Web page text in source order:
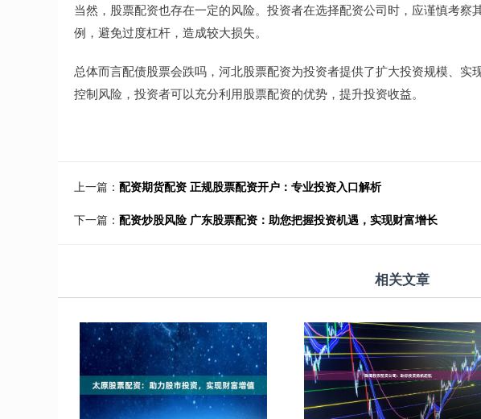
当然，股票配资也存在一定的风险。投资者在选择配资公司时，应谨慎考察
例，避免过度杠杆，造成较大损失。
总体而言配债股票会跌吗，河北股票配资为投资者提供了扩大投资规模、实
控制风险，投资者可以充分利用股票配资的优势，提升投资收益。
上一篇： 配资期货配资 正规股票配资开户：专业投资入口解析
下一篇： 配资炒股风险 广东股票配资：助您把握投资机遇，实现财富增长
相关文章